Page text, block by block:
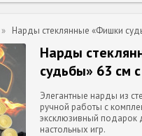
Нарды стеклянные «Фишки
Нарды
судьбы» 63 см
Элегантные нарды из
ручной работы с
эксклюзивный подарок
настольных игр.